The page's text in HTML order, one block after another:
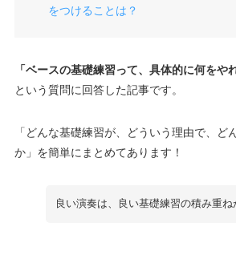
をつけることは？
「ベースの基礎練習って、具体的に何をや
という質問に回答した記事です。
「どんな基礎練習が、どういう理由で、ど
か」を簡単にまとめてあります！
良い演奏は、良い基礎練習の積み重ね